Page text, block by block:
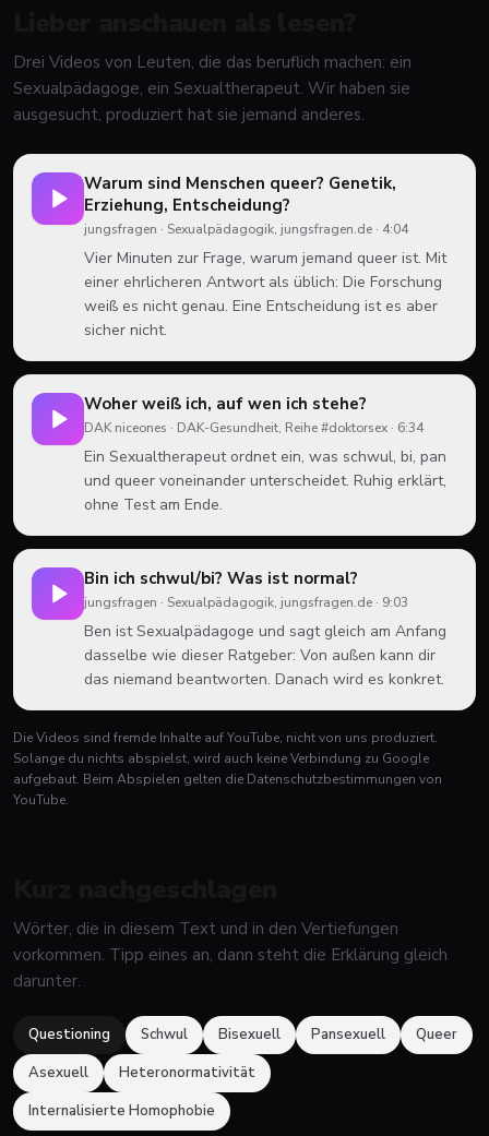
Drei Videos von Leuten, die das beruflich machen: ein
Sexualpädagoge, ein Sexualtherapeut. Wir haben sie
ausgesucht, produziert hat sie jemand anderes.
Warum sind Menschen queer? Genetik,
Erziehung, Entscheidung?
jungsfragen · Sexualpädagogik, jungsfragen.de · 4:04
Vier Minuten zur Frage, warum jemand queer ist. Mit
einer ehrlicheren Antwort als üblich: Die Forschung
weiß es nicht genau. Eine Entscheidung ist es aber
sicher nicht.
Woher weiß ich, auf wen ich stehe?
DAK niceones · DAK-Gesundheit, Reihe #doktorsex · 6:34
Ein Sexualtherapeut ordnet ein, was schwul, bi, pan
und queer voneinander unterscheidet. Ruhig erklärt,
ohne Test am Ende.
Bin ich schwul/bi? Was ist normal?
jungsfragen · Sexualpädagogik, jungsfragen.de · 9:03
Ben ist Sexualpädagoge und sagt gleich am Anfang
dasselbe wie dieser Ratgeber: Von außen kann dir
das niemand beantworten. Danach wird es konkret.
Die Videos sind fremde Inhalte auf YouTube, nicht von uns produziert.
Solange du nichts abspielst, wird auch keine Verbindung zu Google
aufgebaut. Beim Abspielen gelten die Datenschutzbestimmungen von
YouTube.
Wörter, die in diesem Text und in den Vertiefungen
vorkommen. Tipp eines an, dann steht die Erklärung gleich
darunter.
Questioning Schwul Bisexuell Pansexuell
Queer
Asexuell
Heteronormativität
Internalisierte Homophobie